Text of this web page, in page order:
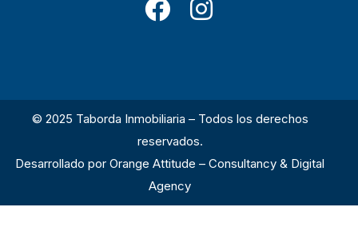
© 2025 Taborda Inmobiliaria – Todos los derechos
reservados.
Desarrollado porOrange Attitude – Consultancy & Digital
Agency